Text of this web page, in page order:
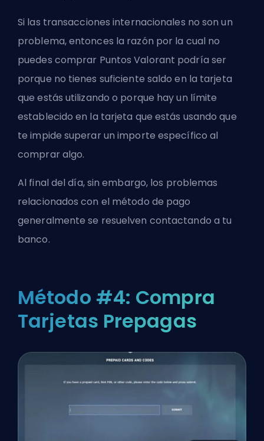
Si las transacciones internacionales no son un
problema, entonces la razón por la cual no
puedes comprar Puntos Valorant podría ser
porque no tienes suficiente saldo en la tarjeta
que estás utilizando o porque hay un límite
establecido en la tarjeta que estás usando que
te impide superar un importe específico al
comprar algo.
Al final del día, sin embargo, los problemas
relacionados con el método de pago
generalmente se resuelven contactando a tu
banco.
Método #4: Compra
Tarjetas Prepagas